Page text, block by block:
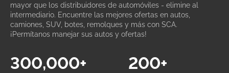
mayor que los distribuidores de automóviles - elimine al
intermediario. Encuentre las mejores ofertas en autos,
camiones, SUV, botes, remolques y más con SCA.
¡Permítanos manejar sus autos y ofertas!
300,000+ 200+